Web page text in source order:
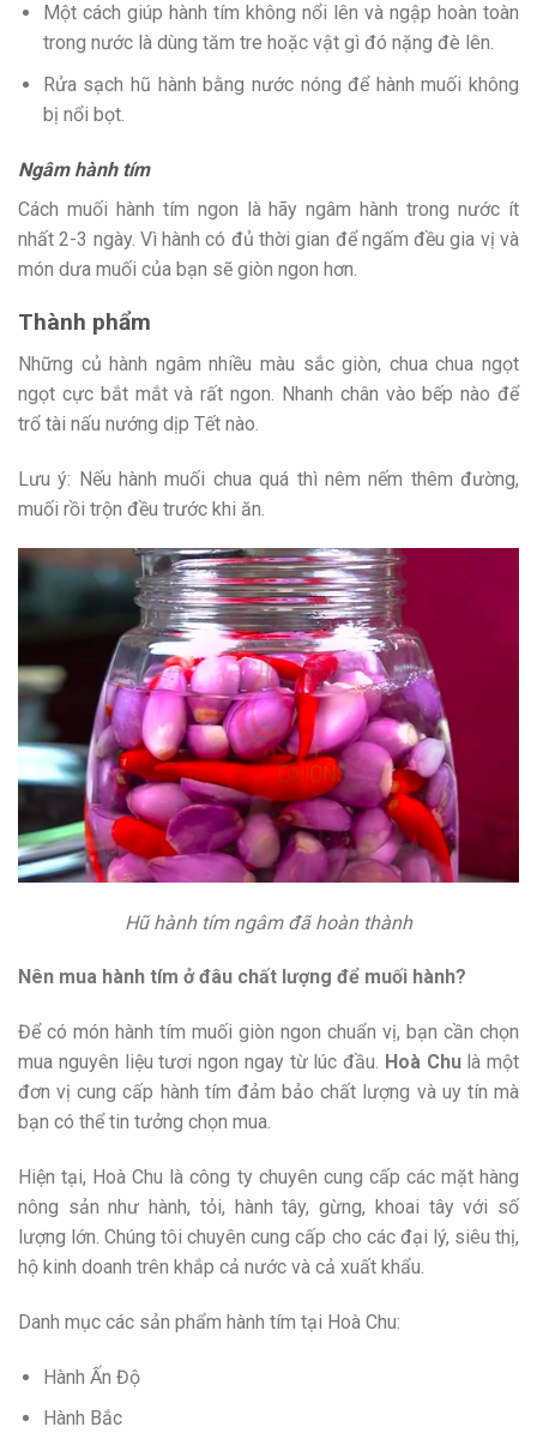
Một cách giúp hành tím không nổi lên và ngập hoàn toàn
trong nước là dùng tăm tre hoặc vật gì đó nặng đè lên.
Rửa sạch hũ hành bằng nước nóng để hành muối không
bị nổi bọt.
Ngâm hành tím
Cách muối hành tím ngon là hãy ngâm hành trong nước ít
nhất 2-3 ngày. Vì hành có đủ thời gian để ngấm đều gia vị và
món dưa muối của bạn sẽ giòn ngon hơn.
Thành phẩm
Những củ hành ngâm nhiều màu sắc giòn, chua chua ngọt
ngọt cực bắt mắt và rất ngon. Nhanh chân vào bếp nào để
trổ tài nấu nướng dịp Tết nào.
Lưu ý: Nếu hành muối chua quá thì nêm nếm thêm đường,
muối rồi trộn đều trước khi ăn.
Hũ hành tím ngâm đã hoàn thành
Nên mua hành tím ở đâu chất lượng để muối hành?
Để có món hành tím muối giòn ngon chuẩn vị, bạn cần chọn
mua nguyên liệu tươi ngon ngay từ lúc đầu. Hoà Chulà một
đơn vị cung cấp hành tím đảm bảo chất lượng và uy tín mà
bạn có thể tin tưởng chọn mua.
Hiện tại, Hoà Chu là công ty chuyên cung cấp các mặt hàng
nông sản như hành, tỏi, hành tây, gừng, khoai tây với số
lượng lớn. Chúng tôi chuyên cung cấp cho các đại lý, siêu thị,
hộ kinh doanh trên khắp cả nước và cả xuất khẩu.
Danh mục các sản phẩm hành tím tại Hoà Chu:
Hành Ấn Độ
Hành Bắc